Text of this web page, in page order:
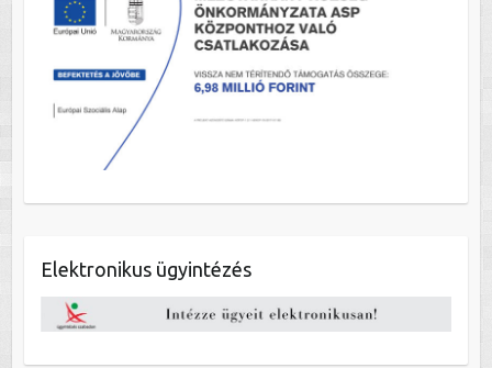
Elektronikus ügyintézés